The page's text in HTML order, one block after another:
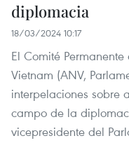
diplomacia
18/03/2024 10:17
El Comité
Vietnam (ANV,
interpelaciones sobre
campo de la
vicepresidente del